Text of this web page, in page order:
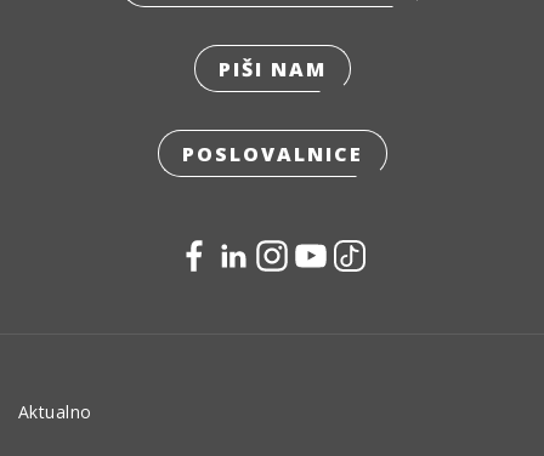
PIŠI NAM
POSLOVALNICE
Aktualno